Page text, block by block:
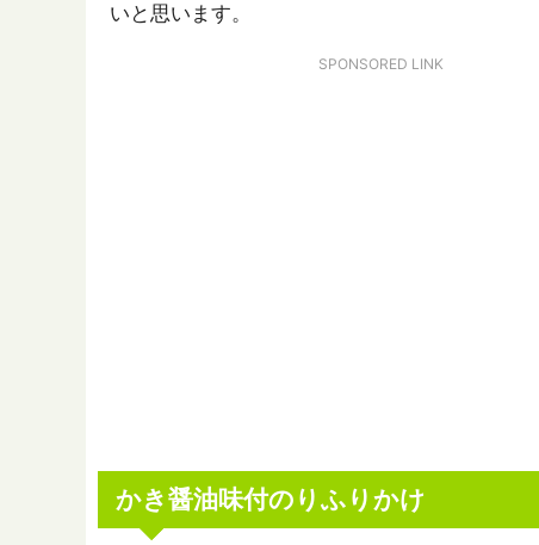
いと思います。
SPONSORED LINK
かき醤油味付のりふりかけ